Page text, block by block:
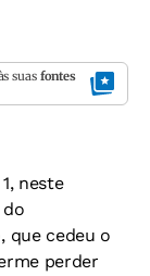
suas fontes
neste
do
que cedeu o
perder